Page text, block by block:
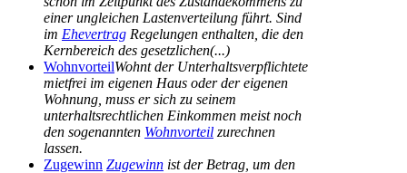
einer ungleichen Lastenverteilung führt. Sind
im Ehevertrag Regelungen enthalten, die den
Kernbereich des gesetzlichen(...)
WohnvorteilWohnt der Unterhaltsverpflichtete
mietfrei im eigenen Haus oder der eigenen
Wohnung, muss er sich zu seinem
unterhaltsrechtlichen Einkommen meist noch
den sogenannten Wohnvorteil zurechnen
lassen.
Zugewinn Zugewinn ist der Betrag, um den